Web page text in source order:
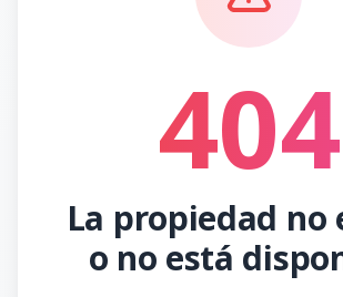
404
La propiedad no
o no está